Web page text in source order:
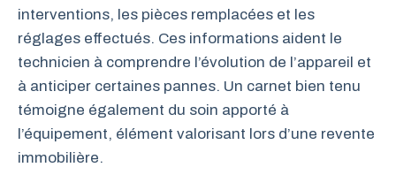
interventions, les pièces remplacées et les
réglages effectués. Ces informations aident le
technicien à comprendre l’évolution de l’appareil et
à anticiper certaines pannes. Un carnet bien tenu
témoigne également du soin apporté à
l’équipement, élément valorisant lors d’une revente
immobilière.